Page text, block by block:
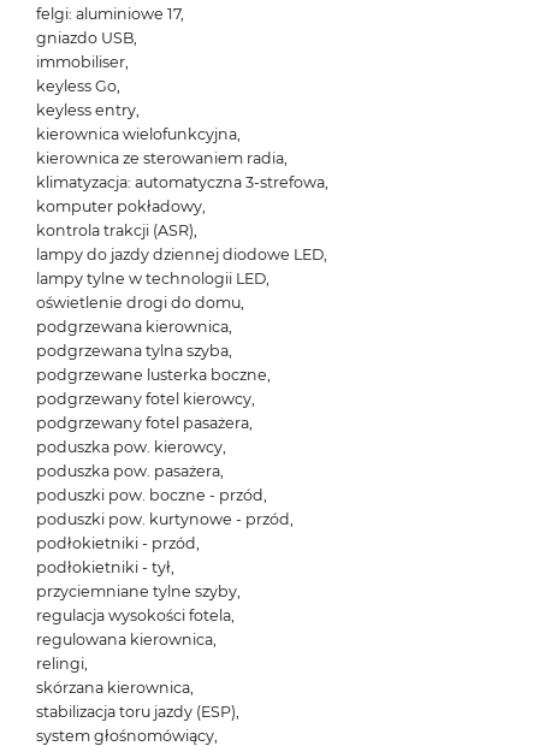
felgi: aluminiowe 17,
gniazdo USB,
immobiliser,
keyless Go,
keyless entry,
kierownica wielofunkcyjna,
kierownica ze sterowaniem radia,
klimatyzacja: automatyczna 3-strefowa,
komputer pokładowy,
kontrola trakcji (ASR),
lampy do jazdy dziennej diodowe LED,
lampy tylne w technologii LED,
oświetlenie drogi do domu,
podgrzewana kierownica,
podgrzewana tylna szyba,
podgrzewane lusterka boczne,
podgrzewany fotel kierowcy,
podgrzewany fotel pasażera,
poduszka pow. kierowcy,
poduszka pow. pasażera,
poduszki pow. boczne - przód,
poduszki pow. kurtynowe - przód,
podłokietniki - przód,
podłokietniki - tył,
przyciemniane tylne szyby,
regulacja wysokości fotela,
regulowana kierownica,
relingi,
skórzana kierownica,
stabilizacja toru jazdy (ESP),
system głośnomówiący,